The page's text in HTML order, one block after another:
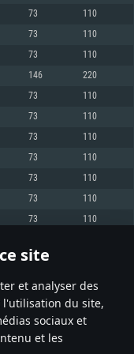
site
et analyser des
du site,
sociaux et
et les
77XX / NVIDIA
par le jeu est de 720p
AMD/Nvidia. La
sont pas supportés)
de Metal
(moins de 6 mois) /
par le jeu est de
(moins de 6 mois) /
73 110
73 110
73 110
146 220
73 110
73 110
73 110
73 110
73 110
73 110
73 110
496